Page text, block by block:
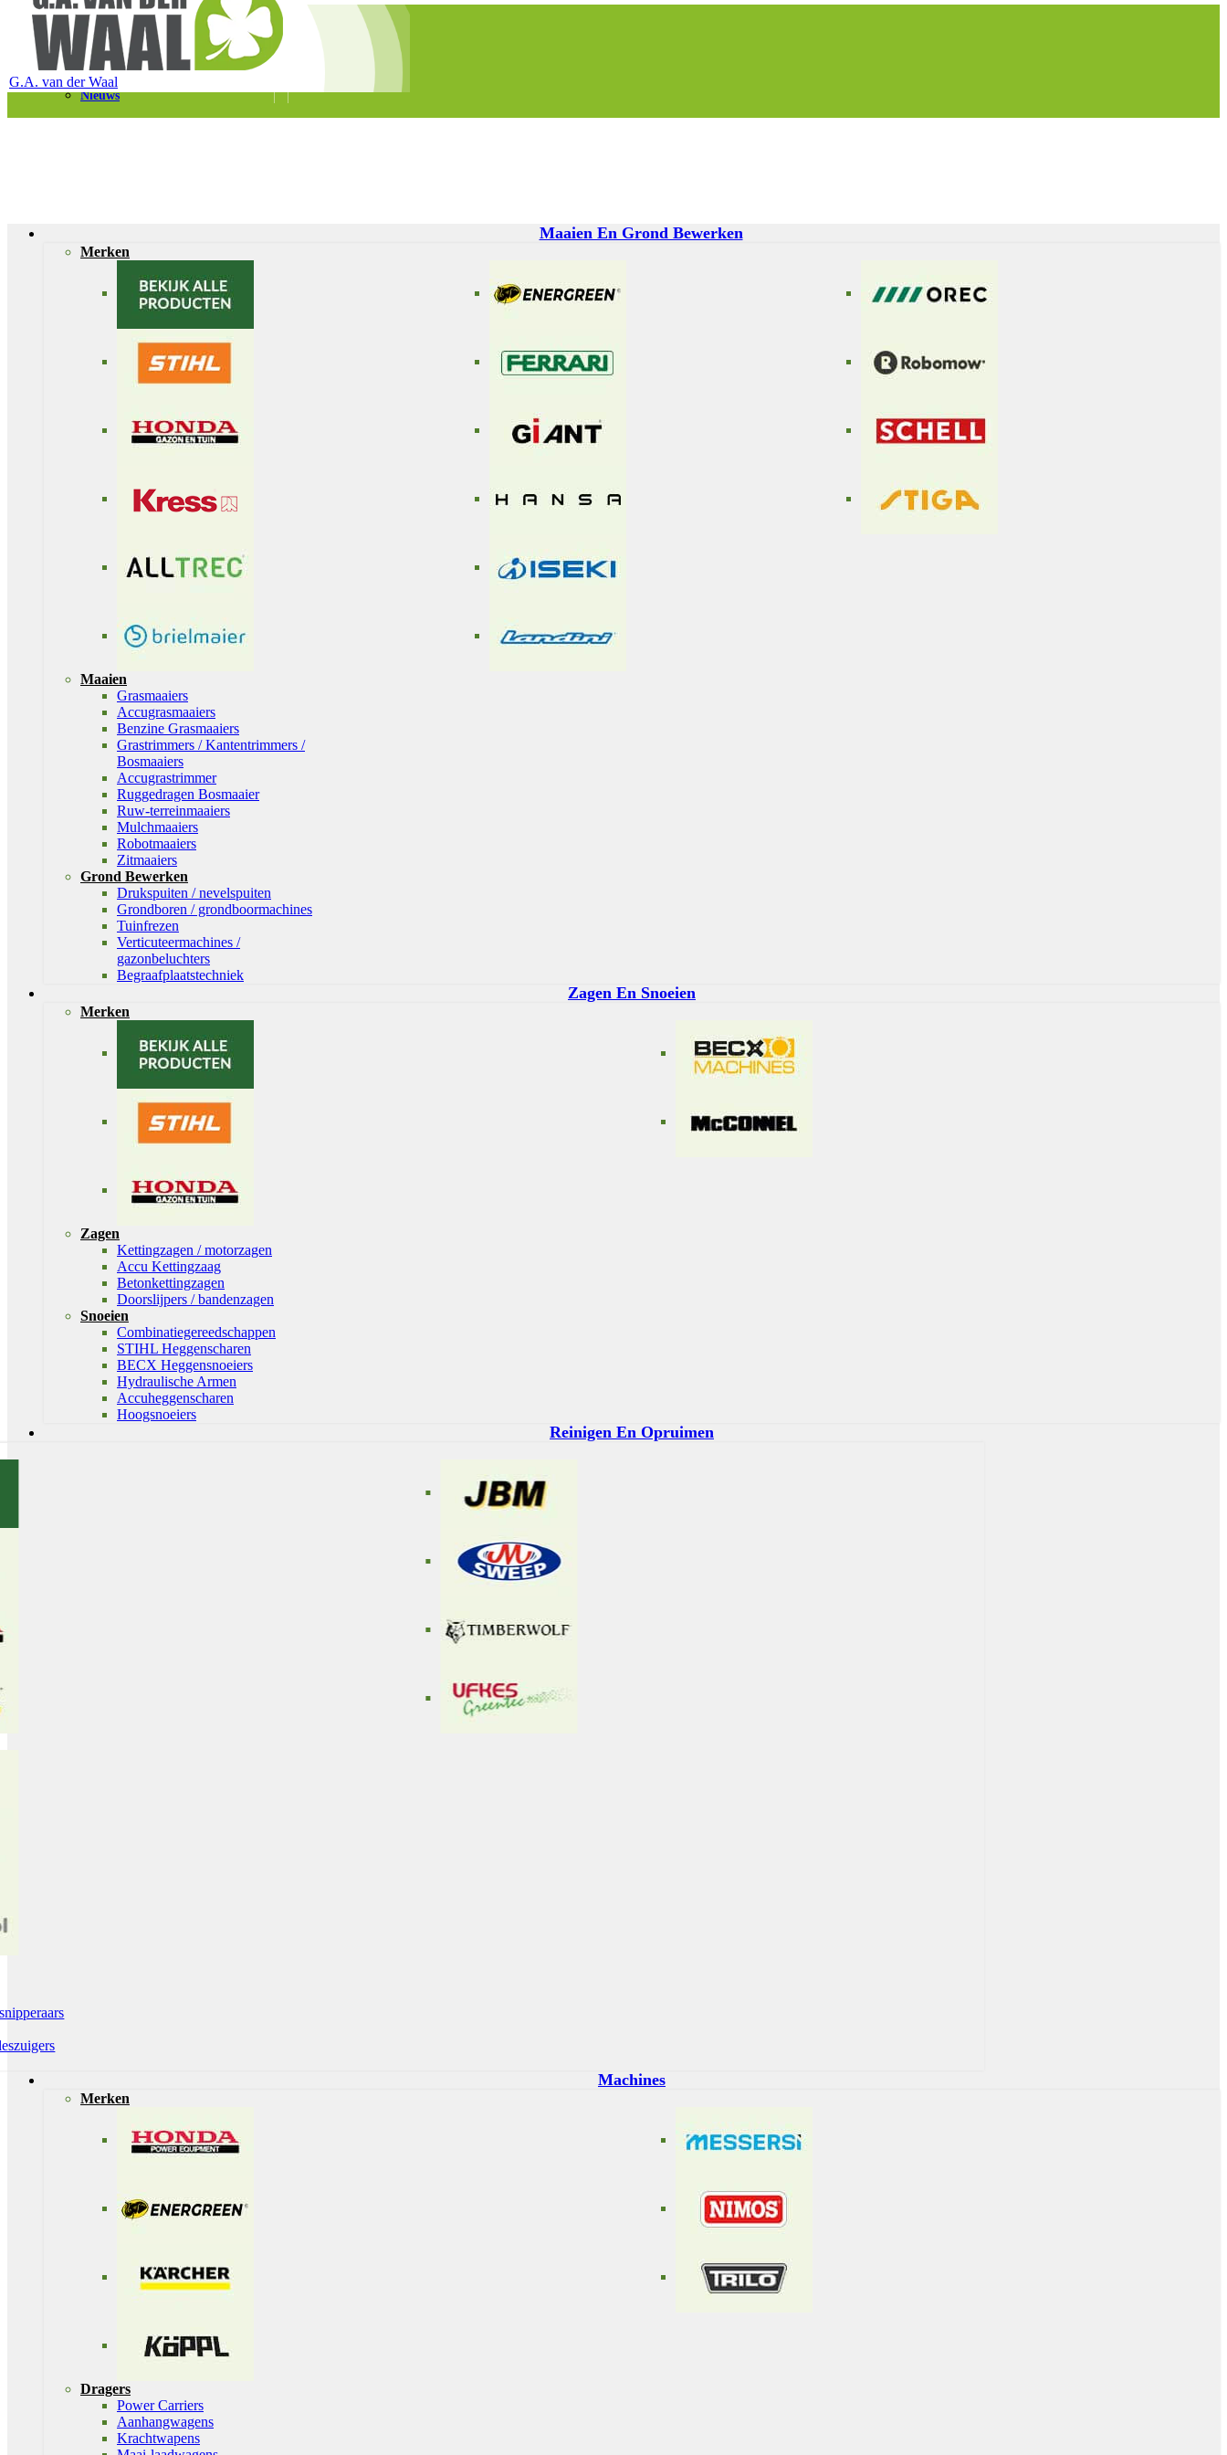
Telefoon 0180 – 421399
Schaapherderweg 6, 2988 CK Ridderkerk
Vacatures
Nieuws
G.A. van der Waal
Maaien En Grond Bewerken
Merken
Maaien
Grasmaaiers
Accugrasmaaiers
Benzine Grasmaaiers
Grastrimmers / Kantentrimmers /
Bosmaaiers
Accugrastrimmer
Ruggedragen Bosmaaier
Ruw-terreinmaaiers
Mulchmaaiers
Robotmaaiers
Zitmaaiers
Grond Bewerken
Drukspuiten / nevelspuiten
Grondboren / grondboormachines
Tuinfrezen
Verticuteermachines /
gazonbeluchters
Begraafplaatstechniek
Zagen En Snoeien
Merken
Zagen
Kettingzagen / motorzagen
Accu Kettingzaag
Betonkettingzagen
Doorslijpers / bandenzagen
Snoeien
Combinatiegereedschappen
STIHL Heggenscharen
BECX Heggensnoeiers
Hydraulische Armen
Accuheggenscharen
Hoogsnoeiers
Reinigen En Opruimen
Machines
Merken
Dragers
Power Carriers
Aanhangwagens
Krachtwapens